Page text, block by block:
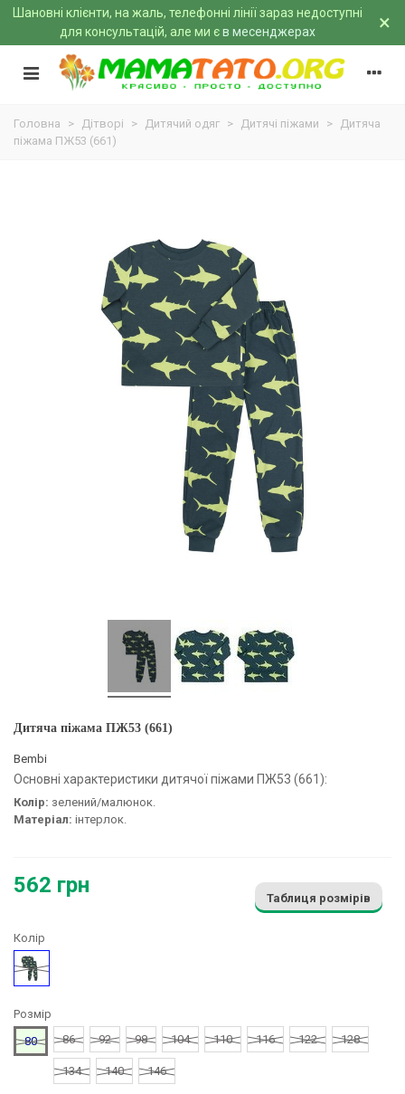
Шановні клієнти, на жаль, телефонні лінії зараз недоступні
для консультацій, але ми єв месенджерах ×
Головна > Дітворі > Дитячий одяг > Дитячі піжами > Дитяча
піжама ПЖ53 (661)
Дитяча піжама ПЖ53 (661)
Bembi
Основні характеристики дитячої піжами ПЖ53 (661):
Колір: зелений/малюнок.
Матеріал: інтерлок.
562 грн
Таблиця розмірів
Колір
Зелений
Розмір
80
86 92 98 104 110 116 122 128
134 140 146